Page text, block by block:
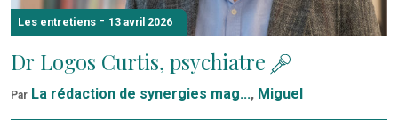
Les entretiens - 13 avril 2026
Dr Logos Curtis, psychiatre
Par La rédaction de synergies mag..., Miguel